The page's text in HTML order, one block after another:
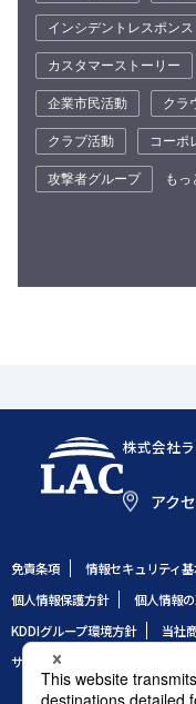
インシデントレスポンス
カスタマーストーリー
企業市民活動
クラ
クラブ活動
コーポ
攻撃者グループ
も
株式会社
アク
免責条項 情報セキュリティ
個人情報保護方針
個人情報
KDDIグループ環境方針
当社
サイトのご利用条件